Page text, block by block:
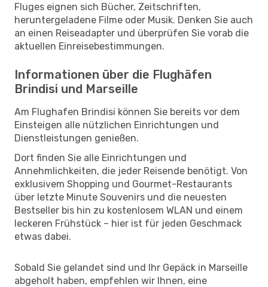
Fluges eignen sich Bücher, Zeitschriften,
heruntergeladene Filme oder Musik. Denken Sie auch
an einen Reiseadapter und überprüfen Sie vorab die
aktuellen Einreisebestimmungen.
Informationen über die Flughäfen
Brindisi und Marseille
Am Flughafen Brindisi können Sie bereits vor dem
Einsteigen alle nützlichen Einrichtungen und
Dienstleistungen genießen.
Dort finden Sie alle Einrichtungen und
Annehmlichkeiten, die jeder Reisende benötigt. Von
exklusivem Shopping und Gourmet-Restaurants
über letzte Minute Souvenirs und die neuesten
Bestseller bis hin zu kostenlosem WLAN und einem
leckeren Frühstück – hier ist für jeden Geschmack
etwas dabei.
Sobald Sie gelandet sind und Ihr Gepäck in Marseille
abgeholt haben, empfehlen wir Ihnen, eine